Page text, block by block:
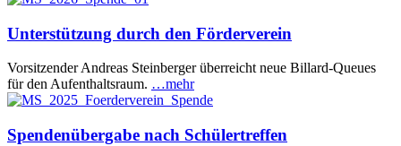
Unterstützung durch den Förderverein
Vorsitzender Andreas Steinberger überreicht neue Billard-Queues
für den Aufenthaltsraum. …mehr
Spendenübergabe nach Schülertreffen